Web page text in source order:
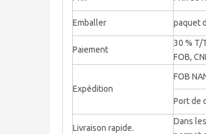
Emballer paquet
Paiement
30 % T/
FOB,
Expédition
FOB
Port de
Livraison rapide.
Dans